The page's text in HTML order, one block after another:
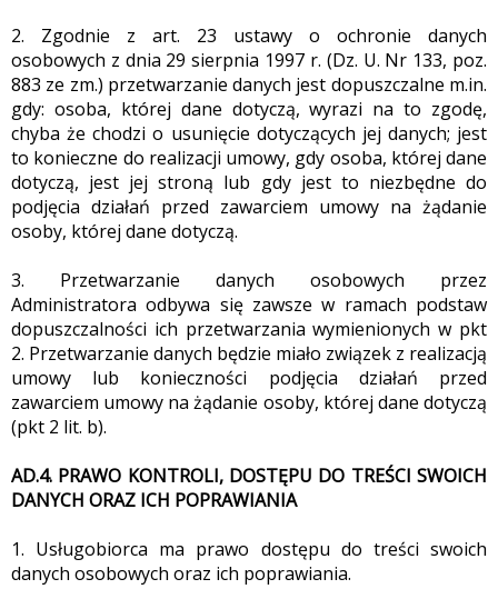
2. Zgodnie z art. 23 ustawy o ochronie danych
osobowych z dnia 29 sierpnia 1997 r. (Dz. U. Nr 133, poz.
883 ze zm.) przetwarzanie danych jest dopuszczalne m.in.
gdy: osoba, której dane dotyczą, wyrazi na to zgodę,
chyba że chodzi o usunięcie dotyczących jej danych; jest
to konieczne do realizacji umowy, gdy osoba, której dane
dotyczą, jest jej stroną lub gdy jest to niezbędne do
podjęcia działań przed zawarciem umowy na żądanie
osoby, której dane dotyczą.
3. Przetwarzanie danych osobowych przez
Administratora odbywa się zawsze w ramach podstaw
dopuszczalności ich przetwarzania wymienionych w pkt
2. Przetwarzanie danych będzie miało związek z realizacją
umowy lub konieczności podjęcia działań przed
zawarciem umowy na żądanie osoby, której dane dotyczą
(pkt 2 lit. b).
AD.4. PRAWO KONTROLI, DOSTĘPU DO TREŚCI SWOICH
DANYCH ORAZ ICH POPRAWIANIA
1. Usługobiorca ma prawo dostępu do treści swoich
danych osobowych oraz ich poprawiania.